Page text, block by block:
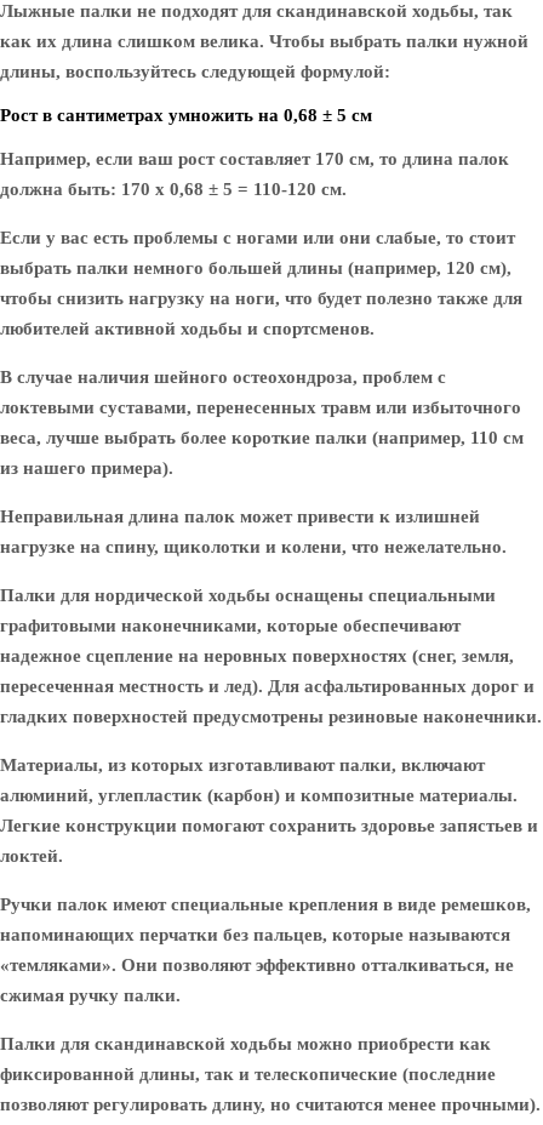
Лыжные палки не подходят для скандинавской ходьбы, так
как их длина слишком велика. Чтобы выбрать палки нужной
длины, воспользуйтесь следующей формулой:
Рост в сантиметрах умножить на 0,68 ± 5 см
Например, если ваш рост составляет 170 см, то длина палок
должна быть: 170 х 0,68 ± 5 = 110-120 см.
Если у вас есть проблемы с ногами или они слабые, то стоит
выбрать палки немного большей длины (например, 120 см),
чтобы снизить нагрузку на ноги, что будет полезно также для
любителей активной ходьбы и спортсменов.
В случае наличия шейного остеохондроза, проблем с
локтевыми суставами, перенесенных травм или избыточного
веса, лучше выбрать более короткие палки (например, 110 см
из нашего примера).
Неправильная длина палок может привести к излишней
нагрузке на спину, щиколотки и колени, что нежелательно.
Палки для нордической ходьбы оснащены специальными
графитовыми наконечниками, которые обеспечивают
надежное сцепление на неровных поверхностях (снег, земля,
пересеченная местность и лед). Для асфальтированных дорог и
гладких поверхностей предусмотрены резиновые наконечники.
Материалы, из которых изготавливают палки, включают
алюминий, углепластик (карбон) и композитные материалы.
Легкие конструкции помогают сохранить здоровье запястьев и
локтей.
Ручки палок имеют специальные крепления в виде ремешков,
напоминающих перчатки без пальцев, которые называются
«темляками». Они позволяют эффективно отталкиваться, не
сжимая ручку палки.
Палки для скандинавской ходьбы можно приобрести как
фиксированной длины, так и телескопические (последние
позволяют регулировать длину, но считаются менее прочными).